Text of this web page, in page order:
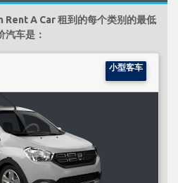
Rent A Car 租到的每个类别的最低
汽车是：
小型客车